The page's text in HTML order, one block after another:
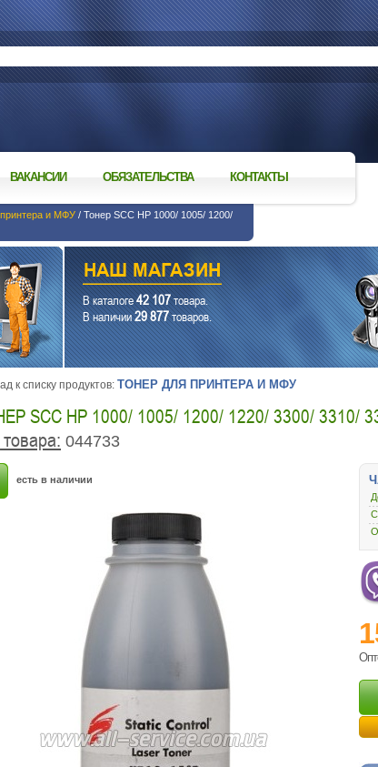
ВАКАНСИИ ОБЯЗАТЕЛЬСТВА КОНТАКТЫ
и МФУ / Тонер SCC HP 1000/ 1005/ 1200/
В каталоге42 107товара.
В наличии29 877товаров.
к списку продуктов: ТОНЕР ДЛЯ ПРИНТЕРА И МФУ
SCC HP 1000/ 1005/ 1200/ 1220/ 3300/ 3310/
: 044733
есть в наличии